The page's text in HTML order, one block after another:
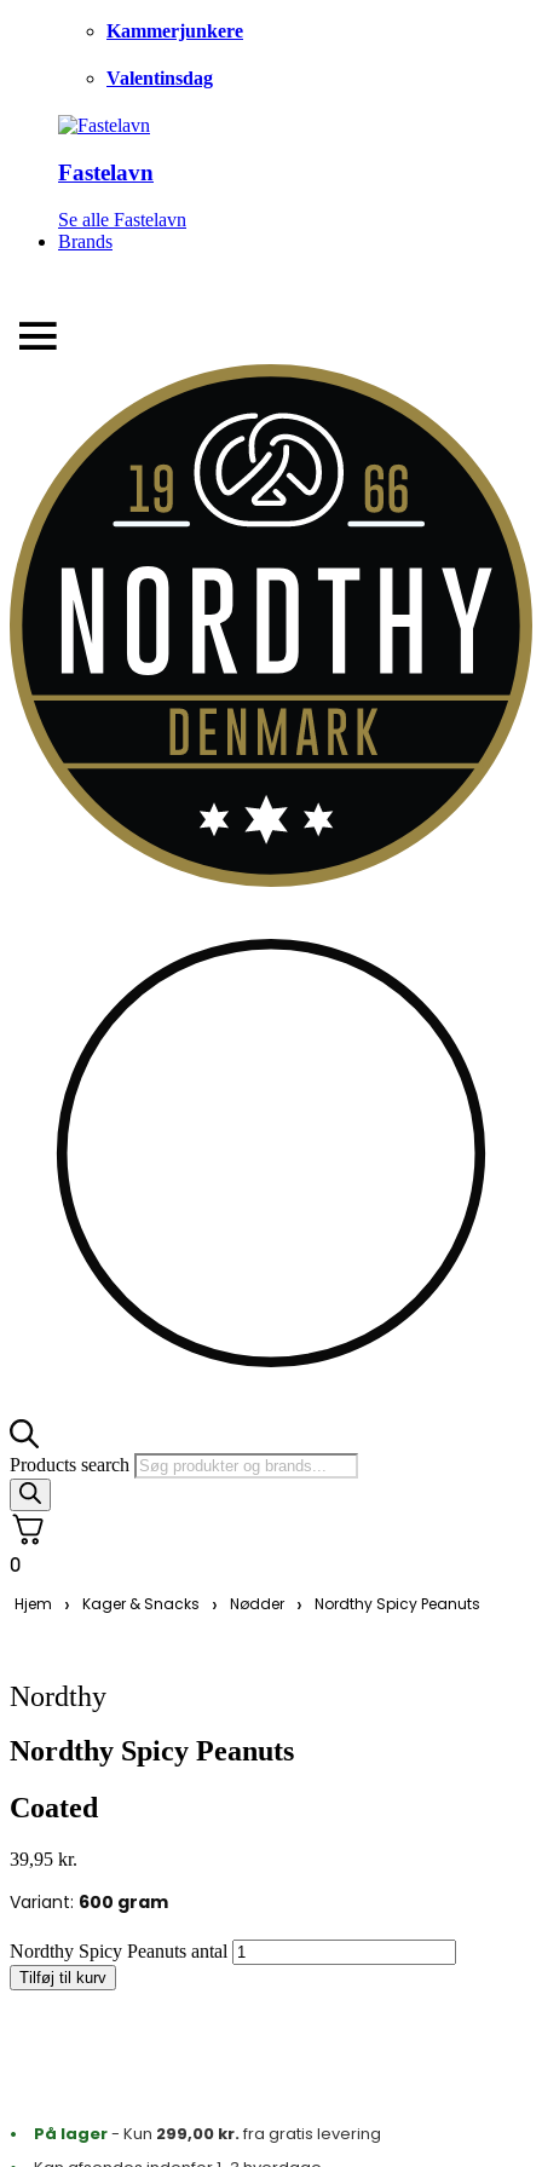
Kammerjunkere
Valentinsdag
Fastelavn
Se alle Fastelavn
Brands
LEVERINGSTID 1-3 HVERDAGE
Products search
0
Hjem › Kager & Snacks › Nødder › Nordthy Spicy Peanuts
Nordthy
Nordthy Spicy Peanuts
Coated
39,95 kr.
Variant: 600 gram
Nordthy Spicy Peanuts antal
Tilføj til kurv
På lager- Kun 299,00 kr.fra gratis levering